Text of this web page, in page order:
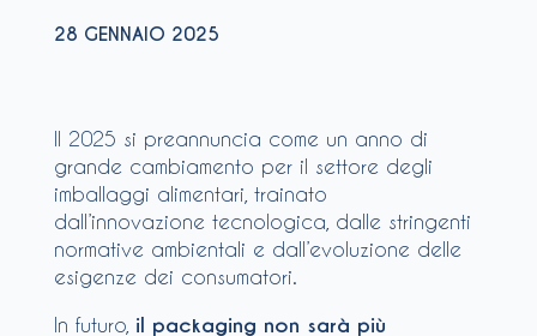
28 GENNAIO 2025
Il 2025 si preannuncia come un anno di
grande cambiamento per il settore degli
imballaggi alimentari, trainato
dall’innovazione tecnologica, dalle stringenti
normative ambientali e dall’evoluzione delle
esigenze dei consumatori.
In futuro, il packaging non sarà più